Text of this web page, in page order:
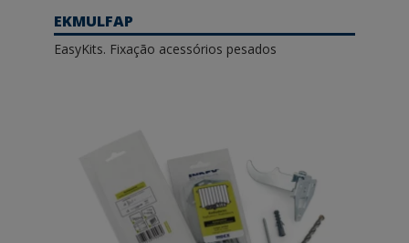
EKMULFAP
EasyKits. Fixação acessórios pesados